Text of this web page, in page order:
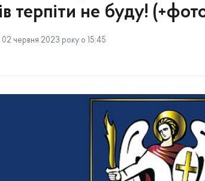
терпіти не буду!
02 червня 2023 року о 15:45